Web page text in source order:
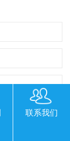
联系我们